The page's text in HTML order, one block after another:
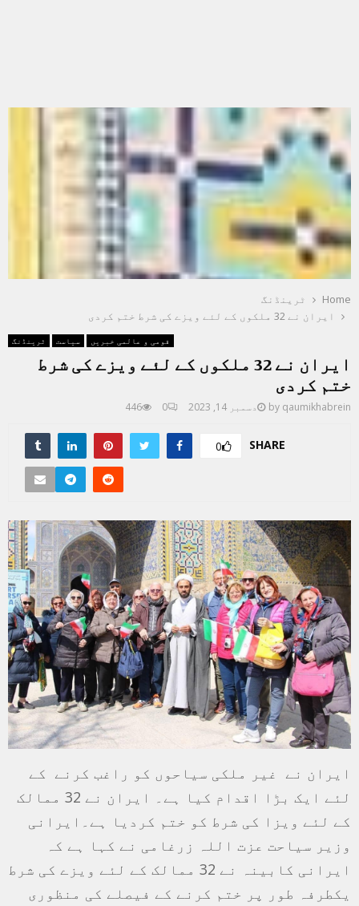
Home
ٹرینڈنگ
ایران نے 32 ملکوں کے لئے ویزے کی شرط ختم کردی
ٹرینڈنگ سیاست قومی و عالمی خبریں
ایران نے 32 ملکوں کے لئے ویزے کی شرط
ختم کردی
by qaumikhabrein دسمبر 14, 2023 0
446
SHARE
0
ایران نے غیر ملکی سیاحوں کو راغب کرنے کے
لئے ایک بڑا اقدام کیا ہے۔ ایران نے 32 ممالک
کے لئے ویزا کی شرط کو ختم کردیا ہے۔ایرانی
وزیر سیاحت عزت اللہ زرغامی نے کہا ہے کہ
ایرانی کابینہ نے 32 ممالک کے لئے ویزے کی شرط
یکطرفہ طور پر ختم کرنے کے فیصلے کی منظوری